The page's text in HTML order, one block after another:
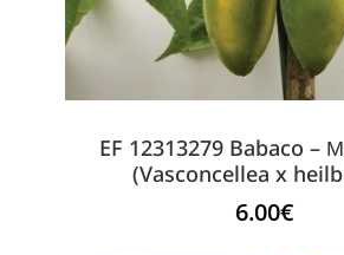
EF 12313279 Babaco –
(Vasconcellea x
6.00€